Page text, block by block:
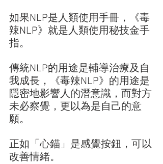
如果NLP是人類使用手冊，《毒
辣NLP》就是人類使用秘技金手
指。
傳統NLP的用途是輔導治療及自
我成長，《毒辣NLP》的用途是
隱密地影響人的潛意識，而對方
未必察覺，更以為是自己的意
願。
正如「心錨」是感覺按鈕，可以
改善情緒。